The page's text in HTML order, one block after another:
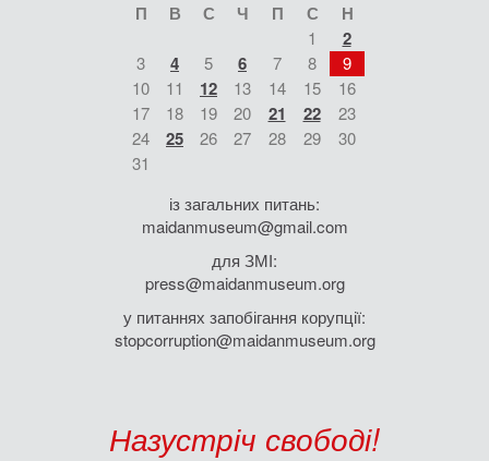
П В С Ч П С Н
1 2
3 4 5 6 7 8
9
10
11 12 13 14 15
16
17
18 19 20 21 22
23
24
25 26 27 28 29
30
31
із загальних питань:
maidanmuseum@gmail.com
для ЗМІ:
press@maidanmuseum.org
у питаннях запобігання корупції:
stopcorruption@maidanmuseum.org
Назустріч свободі!